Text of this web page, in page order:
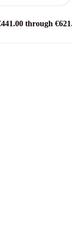
through